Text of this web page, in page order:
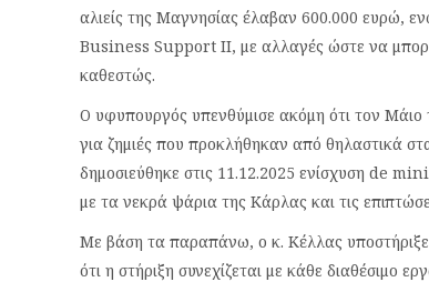
αλιείς της Μαγνησίας έλαβαν 600.000 ευρώ,
Business Support II, με αλλαγές ώστε να
καθεστώς.
Ο υφυπουργός υπενθύμισε ακόμη ότι τον
για ζημιές που προκλήθηκαν από θηλαστικά
δημοσιεύθηκε στις 11.12.2025 ενίσχυση de
με τα νεκρά ψάρια της Κάρλας και τις
Με βάση τα παραπάνω, ο κ. Κέλλας υποστήριξε
ότι η στήριξη συνεχίζεται με κάθε διαθέσιμο